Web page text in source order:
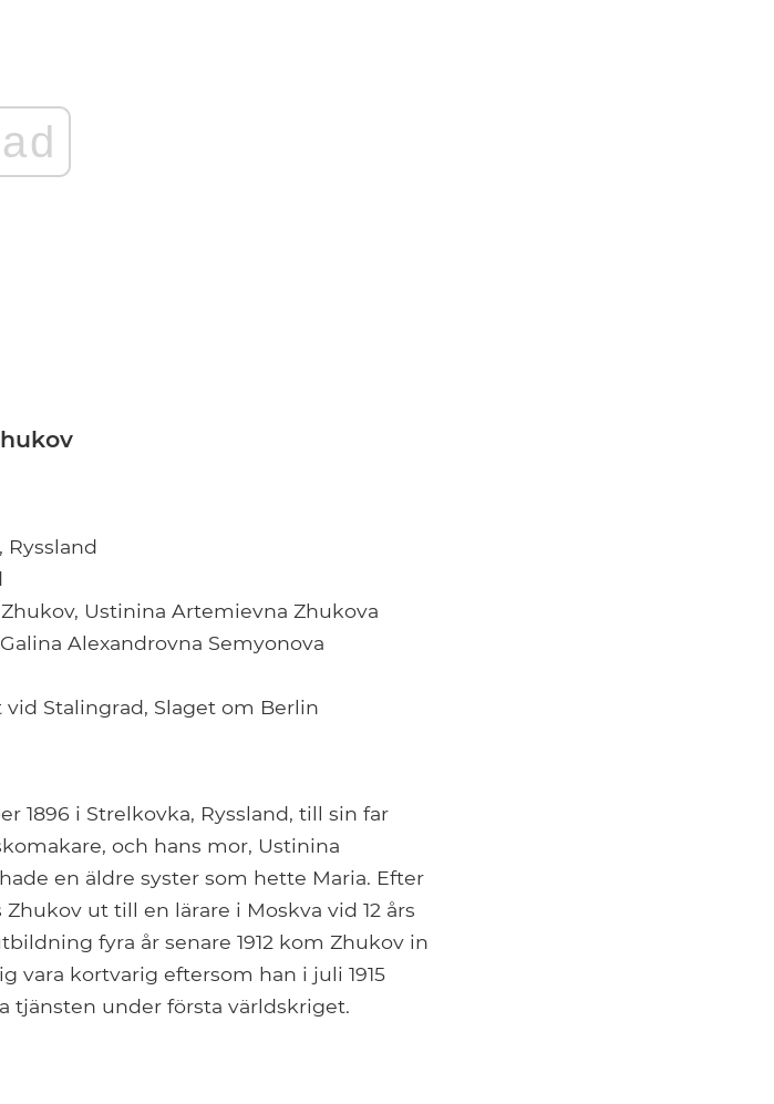
ad
Ryssland
Ustinina Artemievna Zhukova
Alexandrovna Semyonova
vid Stalingrad, Slaget om Berlin
1896 i Strelkovka, Ryssland, till sin far
och hans mor, Ustinina
en äldre syster som hette Maria. Efter
ut till en lärare i Moskva vid 12 års
fyra år senare 1912 kom Zhukov in
vara kortvarig eftersom han i juli 1915
tjänsten under första världskriget.